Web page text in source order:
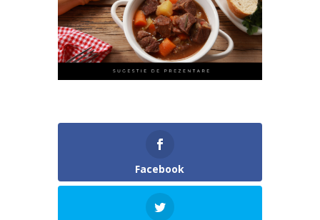
Facebook